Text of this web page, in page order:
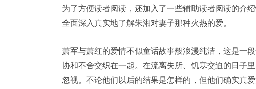
为了方便读者阅读，还加入了一些辅助读者阅读的介
全面深入真实地了解朱湘对妻子那种火热的爱。
萧军与萧红的爱情不似童话故事般浪漫纯洁，这是一
协和不舍交织在一起。在流离失所、饥寒交迫的日子
忽视。不论他们以后的结果是怎样的，但他们确实真爱